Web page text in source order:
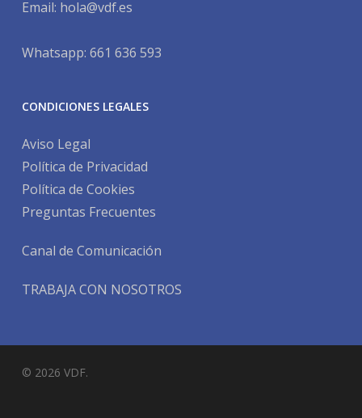
Email: hola@vdf.es
Whatsapp: 661 636 593
CONDICIONES LEGALES
Aviso Legal
Política de Privacidad
Política de Cookies
Preguntas Frecuentes
Canal de Comunicación
TRABAJA CON NOSOTROS
© 2026 VDF.